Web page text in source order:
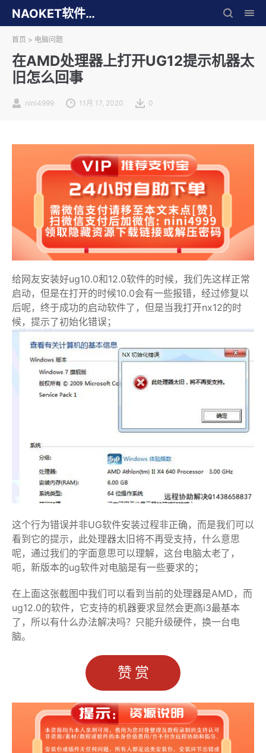
NAOKET软件库
首页 > 电脑问题
在AMD处理器上打开UG12提示机器太
旧怎么回事
nini4999 11月 17, 2020 0
给网友安装好ug10.0和12.0软件的时候，我们先这样正常
启动，但是在打开的时候10.0会有一些报错，经过修复以
后呢，终于成功的启动软件了，但是当我打开nx12的时
候，提示了初始化错误；
这个行为错误并非UG软件安装过程非正确，而是我们可以
看到它的提示，此处理器太旧将不再受支持，什么意思
呢，通过我们的字面意思可以理解，这台电脑太老了，
呃，新版本的ug软件对电脑是有一些要求的；
在上面这张截图中我们可以看到当前的处理器是AMD，而
ug12.0的软件，它支持的机器要求显然会更高i3最基本
了，所以有什么办法解决吗？只能升级硬件，换一台电
脑。
赞赏